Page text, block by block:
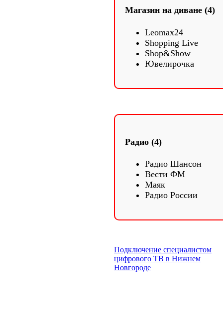
Магазин на диване (4)
Leomax24
Shopping Live
Shop&Show
Ювелирочка
Радио (4)
Радио Шансон
Вести ФМ
Маяк
Радио России
Подключение специалистом
цифрового ТВ в Нижнем
Новгороде